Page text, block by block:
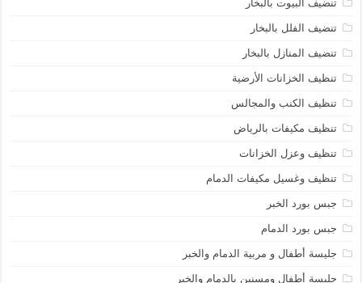
تنضيف البيوت بالبخار
تنضيف الفلل بالبخار
تنضيف المنازل بالبخار
تنظيف الخزانات الأرضية
تنظيف الكنب والمجالس
تنظيف مكيفات بالرياض
تنظيف وعزل الخزانات
تنظيف وغسيل مكيفات الدمام
جبس بورد الخبر
جبس بورد الدمام
جليسة أطفال و مربية الدمام والخبر
جليسة أطفال ومسنين بالدمام والخبر